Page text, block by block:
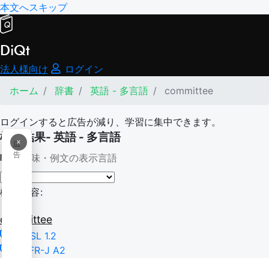
本文へスキップ
DiQt
法人様向け
ログイン
ホーム
辞書 英語 - 多言語 committee
ログインすると広告が減り、学習に集中できます。
×
広
告
検索結果- 英語 - 多言語
意味・例文の表示言語
検索内容:
committee
NGSL 1.2
CEFR-J A2